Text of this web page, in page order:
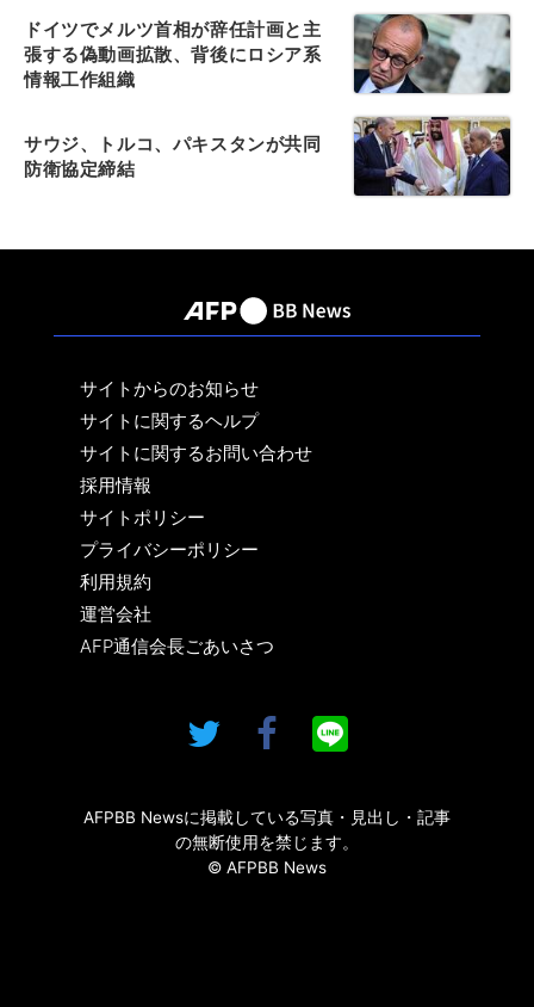
ドイツでメルツ首相が辞任計画と主
張する偽動画拡散、背後にロシア系
情報工作組織
サウジ、トルコ、パキスタンが共同
防衛協定締結
サイトからのお知らせ
サイトに関するヘルプ
サイトに関するお問い合わせ
採用情報
サイトポリシー
プライバシーポリシー
利用規約
運営会社
AFP通信会長ごあいさつ
AFPBB Newsに掲載している写真・見出し・記事
の無断使用を禁じます。
© AFPBB News